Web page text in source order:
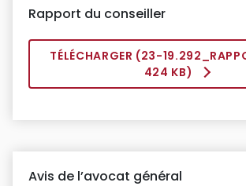
Rapport du conseiller
TÉLÉCHARGER (23-
424 KB)
Avis de l’avocat général